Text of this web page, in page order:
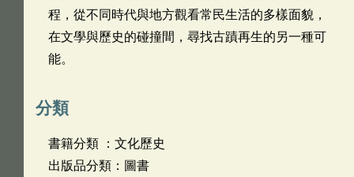
程，從不同時代與地方觀看常民生活的多樣面貌，
在文學與歷史的碰撞間，尋找古蹟再生的另一種可
能。
分類
書籍分類 ：文化歷史
出版品分類：圖書